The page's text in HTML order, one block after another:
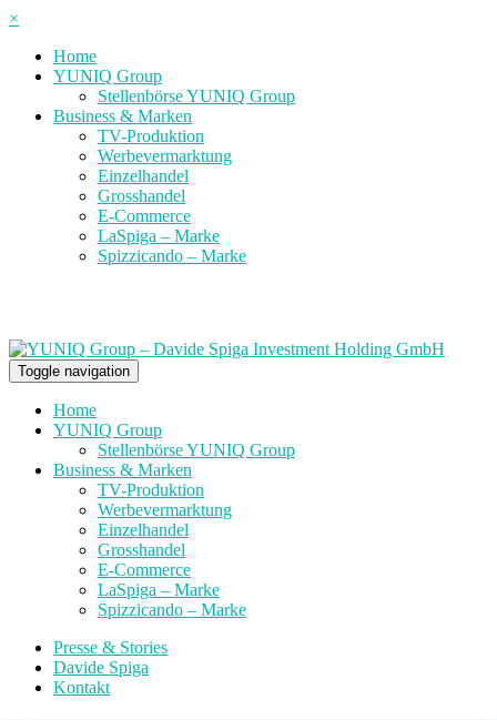
×
Home
YUNIQ Group
Stellenbörse YUNIQ Group
Business & Marken
TV-Produktion
Werbevermarktung
Einzelhandel
Grosshandel
E-Commerce
LaSpiga – Marke
Spizzicando – Marke
Toggle navigation
Home
YUNIQ Group
Stellenbörse YUNIQ Group
Business & Marken
TV-Produktion
Werbevermarktung
Einzelhandel
Grosshandel
E-Commerce
LaSpiga – Marke
Spizzicando – Marke
Presse & Stories
Davide Spiga
Kontakt